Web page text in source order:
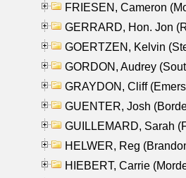
FRIESEN, Cameron
GERRARD, Hon. Jon
GOERTZEN, Kelvin
GORDON, Audrey
GRAYDON, Cliff
GUENTER, Josh
GUILLEMARD, Sarah
HELWER, Reg
HIEBERT, Carrie